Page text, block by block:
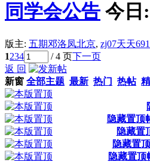
同学会公告 今日:
版主: 五期邓洛凤北京, zj07天天
1234 / 4 页下一页
返 回
新窗 全部主题 最新 热门 热帖
隐藏置顶
隐藏置
隐藏置
隐藏置顶